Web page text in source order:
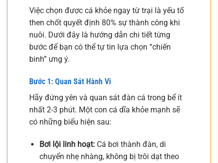
Việc chọn được cá khỏe ngay từ trại là yếu tố
then chốt quyết định 80% sự thành công khi
nuôi. Dưới đây là hướng dẫn chi tiết từng
bước để bạn có thể tự tin lựa chọn “chiến
binh” ưng ý.
Bước 1: Quan Sát Hành Vi
Hãy đứng yên và quan sát đàn cá trong bể ít
nhất 2-3 phút. Một con cá dĩa khỏe mạnh sẽ
có những biểu hiện sau:
Bơi lội linh hoạt:Cá bơi thành đàn, di
chuyển nhẹ nhàng, không bị trôi dạt theo